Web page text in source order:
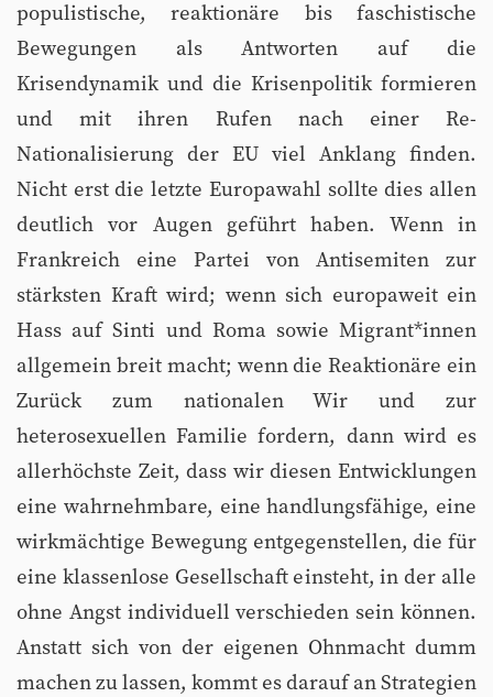
populistische, reaktionäre bis faschistische
Bewegungen als Antworten auf die
Krisendynamik und die Krisenpolitik formieren
und mit ihren Rufen nach einer Re-
Nationalisierung der EU viel Anklang finden.
Nicht erst die letzte Europawahl sollte dies allen
deutlich vor Augen geführt haben. Wenn in
Frankreich eine Partei von Antisemiten zur
stärksten Kraft wird; wenn sich europaweit ein
Hass auf Sinti und Roma sowie Migrant*innen
allgemein breit macht; wenn die Reaktionäre ein
Zurück zum nationalen Wir und zur
heterosexuellen Familie fordern, dann wird es
allerhöchste Zeit, dass wir diesen Entwicklungen
eine wahrnehmbare, eine handlungsfähige, eine
wirkmächtige Bewegung entgegenstellen, die für
eine klassenlose Gesellschaft einsteht, in der alle
ohne Angst individuell verschieden sein können.
Anstatt sich von der eigenen Ohnmacht dumm
machen zu lassen, kommt es darauf an Strategien